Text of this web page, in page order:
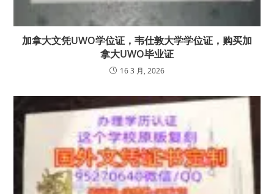
加拿大文凭UWO学位证，韦仕敦大学学位证，购买加
拿大UWO毕业证
16 3 月, 2026